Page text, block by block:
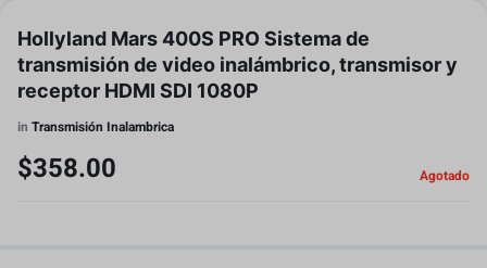
Hollyland Mars 400S PRO Sistema de
transmisión de video inalámbrico, transmisor y
receptor HDMI SDI 1080P
in Transmisión Inalambrica
$358.00 Agotado